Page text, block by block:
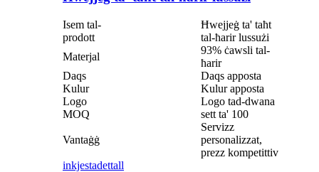
Isem tal-
prodott
Ħwejjeġ ta' taħt
tal-ħarir lussużi
Materjal
93% ċawsli tal-
ħarir
Daqs
Daqs apposta
Kulur
Kulur apposta
Logo
Logo tad-dwana
MOQ
sett ta' 100
Vantaġġ
Servizz
personalizzat,
prezz kompetittiv
inkjestadettall